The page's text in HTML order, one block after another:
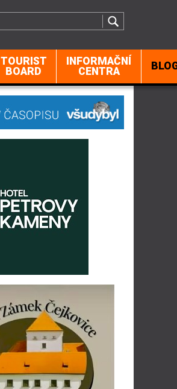
TOURIST
BOARD
INFORMAČNÍ
CENTRA